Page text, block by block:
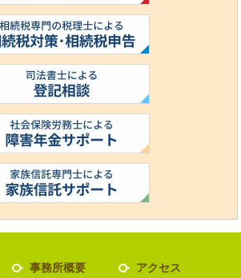
事務所概要
アクセス